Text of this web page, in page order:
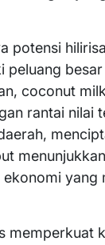
potensi
peluang
coconut
rantai nilai
yang
memperkuat